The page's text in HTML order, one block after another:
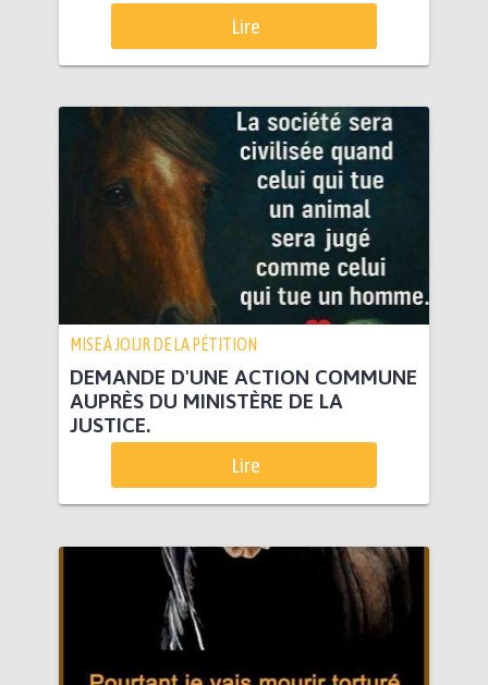
Lire
MISE À JOUR DE LA PÉTITION
DEMANDE D'UNE ACTION COMMUNE
AUPRÈS DU MINISTÈRE DE LA
JUSTICE.
Lire